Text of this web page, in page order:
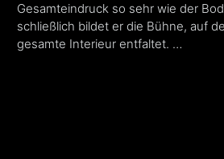
Gesamteindruck so sehr wie der
schließlich bildet er die Bühne, auf
gesamte Interieur entfaltet. …